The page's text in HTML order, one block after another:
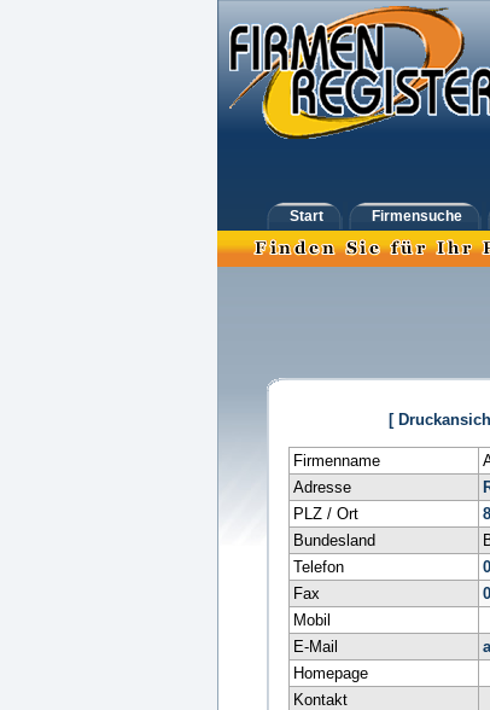
Start Firmensuche
[
Firmenname
Adresse
PLZ / Ort
Bundesland
Telefon
Fax
Mobil
E-Mail
Homepage
Kontakt